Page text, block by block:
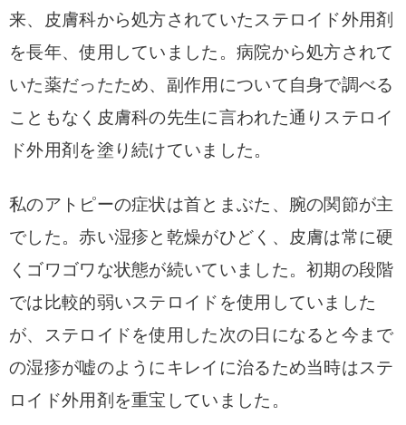
来、皮膚科から処方されていたステロイド外用剤
を長年、使用していました。 病院から処方されて
いた薬だったため、副作用について自身で調べる
こともなく皮膚科の先生に言われた通りステロイ
ド外用剤を塗り続けていました。
私のアトピーの症状は首とまぶた、腕の関節が主
でした。赤い湿疹と乾燥がひどく、皮膚は常に硬
くゴワゴワな状態が続いていました。初期の段階
では比較的弱いステロイドを使用していました
が、
ステロイドを使用した次の日になると今まで
の湿疹が嘘のようにキレイに治るため当時はステ
ロイド外用剤を重宝していました。